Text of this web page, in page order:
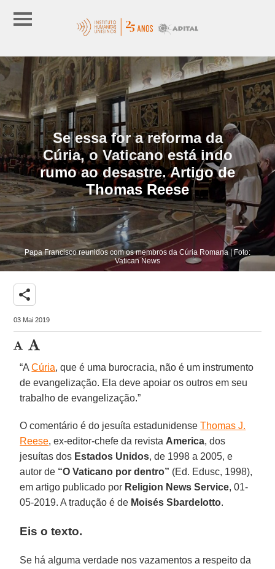
Se essa for a reforma da
Cúria, o Vaticano está indo
rumo ao desastre. Artigo de
Thomas Reese
Papa Francisco reunidos com os membros da Cúria Romana | Foto:
Vatican News
share
03 Mai 2019
“ACúria, que é uma burocracia, não é um instrumento
de evangelização. Ela deve apoiar os outros em seu
trabalho de evangelização.”
O comentário é do jesuíta estadunidenseThomas J.
Reese, ex-editor-chefe da revista America, dos
jesuítas dos Estados Unidos, de 1998 a 2005, e
autor de “O Vaticano por dentro” (Ed. Edusc, 1998),
em artigo publicado por Religion News Service, 01-
05-2019. A tradução é de Moisés Sbardelotto.
Eis o texto.
Se há alguma verdade nos vazamentos a respeito da